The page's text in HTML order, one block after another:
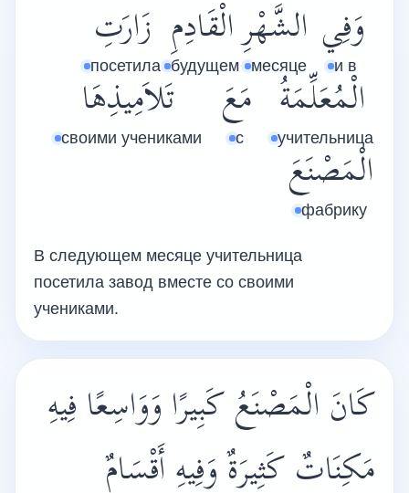
وَفِي
и в
الشَّهْرِ
месяце
الْقَادِمِ
будущем
زَارَتِ
посетила
الْمُعَلِّمَةُ
учительница
مَعَ
с
تَلاَمِيذِهَا
своими учениками
الْمَصْنَعَ
фабрику
В следующем месяце учительница
посетила завод вместе со своими
учениками.
كَانَ الْمَصْنَعُ كَبِيرًا وَوَاسِعًا فِيهِ
مَكِنَاتٌ كَثِيرَةٌ وَفِيهِ أَقْسَامٌ